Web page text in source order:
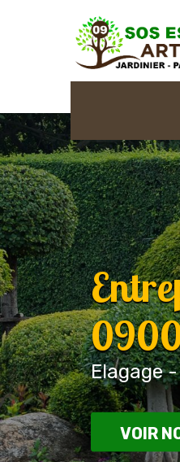
Elagage
VOIR